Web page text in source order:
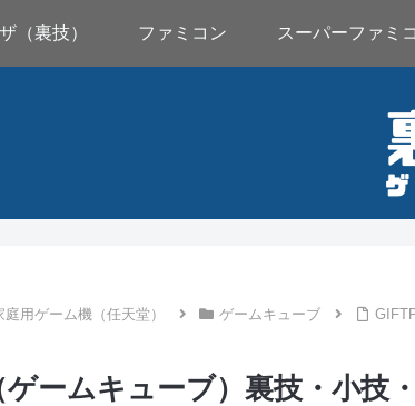
（裏技） ファミコン スーパーファミ
庭用ゲーム機（任天堂） ゲームキューブ
ゲームキューブ）裏技・小技